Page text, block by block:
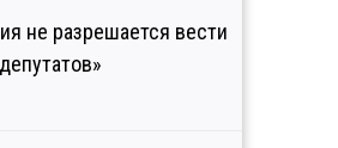
не разрешается вести